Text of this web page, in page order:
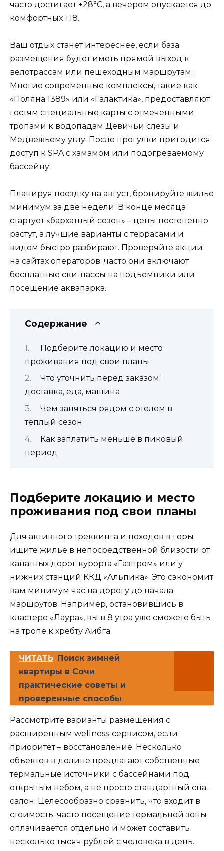
часто достигает +28°C, а вечером опускается до
комфортных +18.
Ваш отдых станет интереснее, если база
размещения будет иметь прямой выход к
велотрассам или пешеходным маршрутам.
Многие современные комплексы, такие как
«Поляна 1389» или «Галактика», предоставляют
гостям специальные карты с отмеченными
тропами к водопадам Девичьи слезы и
Медвежьему углу. После прогулки пригодится
доступ к SPA с хамамом или подогреваемому
бассейну.
Планируя поездку на август, бронируйте жилье
минимум за две недели. В конце месяца
стартует «бархатный сезон» – цены постепенно
растут, а лучшие варианты с террасами и
видом быстро разбирают. Проверяйте акции
на сайтах операторов: часто они включают
бесплатные ски-пассы на подъемники или
посещение аквапарка.
Содержание
Подберите локацию и место
проживания под свои планы
Что уточнить перед заказом:
доставка, еда, машина
Чем заняться рядом с отелем в
тёплый сезон
Как заплатить меньше в пиковый
период
Подберите локацию и место
проживания под свои планы
Для активного треккинга и походов в горы
ищите жильё в непосредственной близости от
канатных дорог курорта «Газпром» или у
нижних станций ККД «Альпика». Это сэкономит
вам минимум час на дорогу до начала
маршрутов. Например, остановившись в
кластере «Лаура», вы в 8 утра уже сможете быть
на тропе к хребту Аибга.
ЧИТАТЬ Поиск зимней
квартиры в Сочи
практические советы и
проверенные способы
Рассмотрите варианты размещения с
расширенным wellness-сервисом, если
приоритет – восстановление. Несколько
объектов в долине предлагают собственные
термальные источники с бассейнами под
открытым небом, а не просто стандартный спа-
салон. Целесообразно сравнить, что входит в
стоимость: часто посещение термальной зоны
оплачивается отдельно и может составить
несколько тысяч рублей с человека в день.